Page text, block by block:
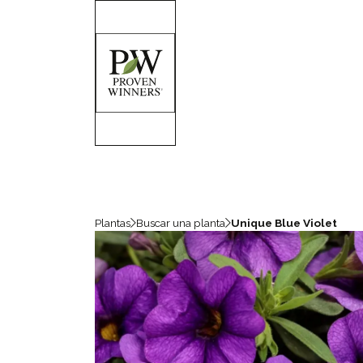
Plantas Buscar una planta Unique Blue Violet